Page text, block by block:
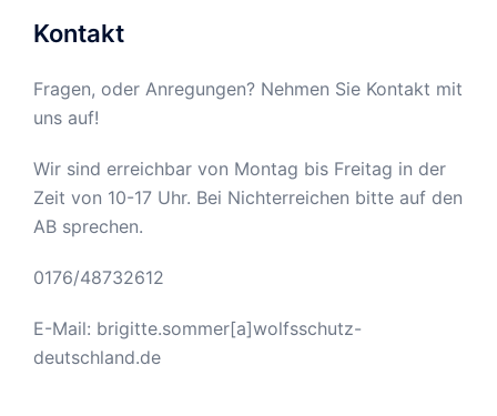
Kontakt
Fragen, oder Anregungen? Nehmen Sie Kontakt mit
uns auf!
Wir sind erreichbar von Montag bis Freitag in der
Zeit von 10-17 Uhr. Bei Nichterreichen bitte auf den
AB sprechen.
0176/48732612
E-Mail: brigitte.sommer[a]wolfsschutz-
deutschland.de